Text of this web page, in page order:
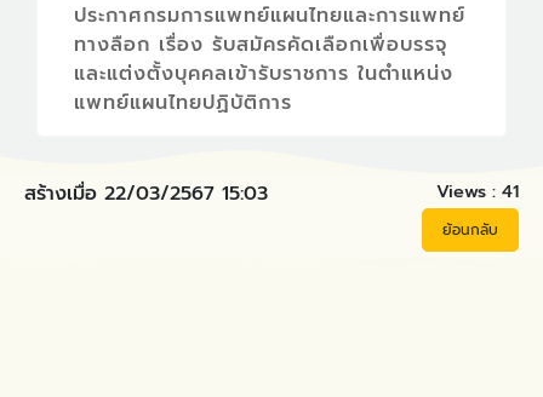
ประกาศกรมการแพทย์แผนไทยและการแพทย์
ทางลือก เรื่อง รับสมัครคัดเลือกเพื่อบรรจุ
และแต่งตั้งบุคคลเข้ารับราชการ ในตำแหน่ง
แพทย์แผนไทยปฏิบัติการ
สร้างเมื่อ 22/03/2567 15:03 Views : 41
ย้อนกลับ